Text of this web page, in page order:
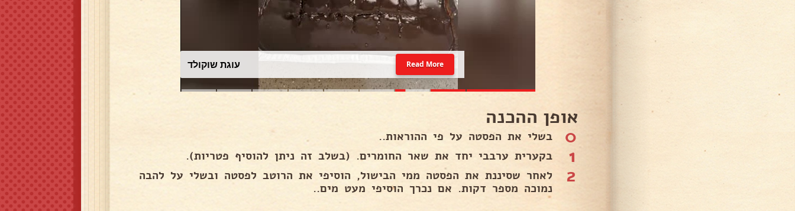
עוגת שוקולד Read More
אופן ההכנה
0 בשלי את הפסטה על פי ההוראות..
1 בקערית ערבבי יחד את שאר החומרים. (בשלב זה ניתן להוסיף פטריות).
2
לאחר שסיננת את הפסטה ממי הבישול, הוסיפי את הרוטב לפסטה ובשלי על להבה
נמוכה מספר דקות. אם נכרך הוסיפי מעט מים..